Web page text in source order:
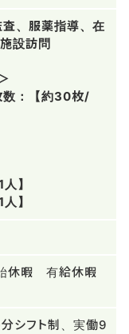
、服薬指導、在
設訪問
数：【約30枚/
】
】
休暇 有給休暇
シフト制、実働9